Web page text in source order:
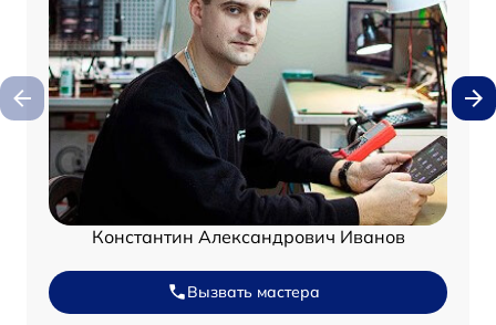
Константин Александрович Иванов
Вызвать мастера